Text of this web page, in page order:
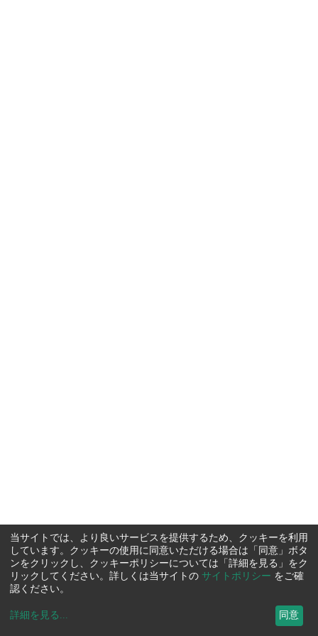
当サイトでは、より良いサービスを提供するため、クッキーを利用
しています。クッキーの使用に同意いただける場合は「同意」ボタ
ンをクリックし、クッキーポリシーについては「詳細を見る」をク
リックしてください。詳しくは当サイトの サイトポリシー をご確
認ください。
詳細を見る ... 同意